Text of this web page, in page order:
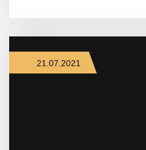
21.07.2021